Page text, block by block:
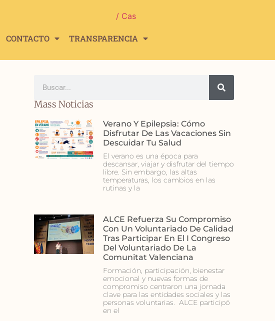
/ Cas
CONTACTO TRANSPARENCIA
Mass Noticias
Verano Y Epilepsia: Cómo
Disfrutar De Las Vacaciones Sin
Descuidar Tu Salud
El verano es una época para
descansar, viajar y disfrutar del tiempo
libre. Sin embargo, las altas
temperaturas, los cambios en las
rutinas y la
ALCE Refuerza Su Compromiso
Con Un Voluntariado De Calidad
Tras Participar En El I Congreso
Del Voluntariado De La
Comunitat Valenciana
Formación, participación, bienestar
emocional y nuevas formas de
compromiso centraron una jornada
clave para las entidades sociales y las
personas voluntarias. ALCE participó
en el